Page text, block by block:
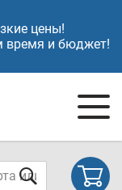
цены!
время и бюджет!